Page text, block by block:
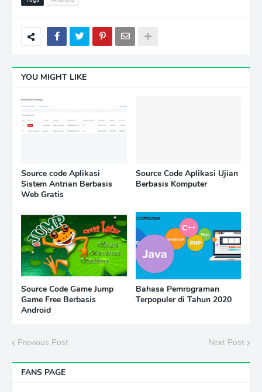
YOU MIGHT LIKE
Source code Aplikasi
Sistem Antrian Berbasis
Web Gratis
Source Code Aplikasi Ujian
Berbasis Komputer
Source Code Game Jump
Game Free Berbasis
Android
Bahasa Pemrograman
Terpopuler di Tahun 2020
Previous Post Next Post
FANS PAGE